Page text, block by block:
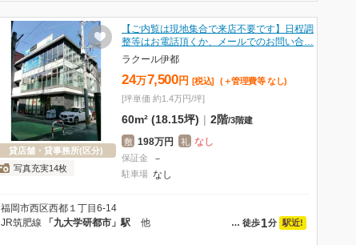
貸店舗・貸事務所(区分)
写真充実14枚
【ご内覧は現地集合で来店不要です】日程調
整等はお電話頂くか、メールでのお問い合…
ラクール伊都
24万7,500 円 [税込] (＋管理費等 なし)
[坪単価 約1.4万円/坪]
60m² (18.15坪) | 2階/3階建
敷 198万円 礼 なし
保証金 －
駐車場 なし
福岡市西区西都１丁目6-14
… 徒歩1分 駅近!
JR筑肥線 「九大学研都市」駅 他